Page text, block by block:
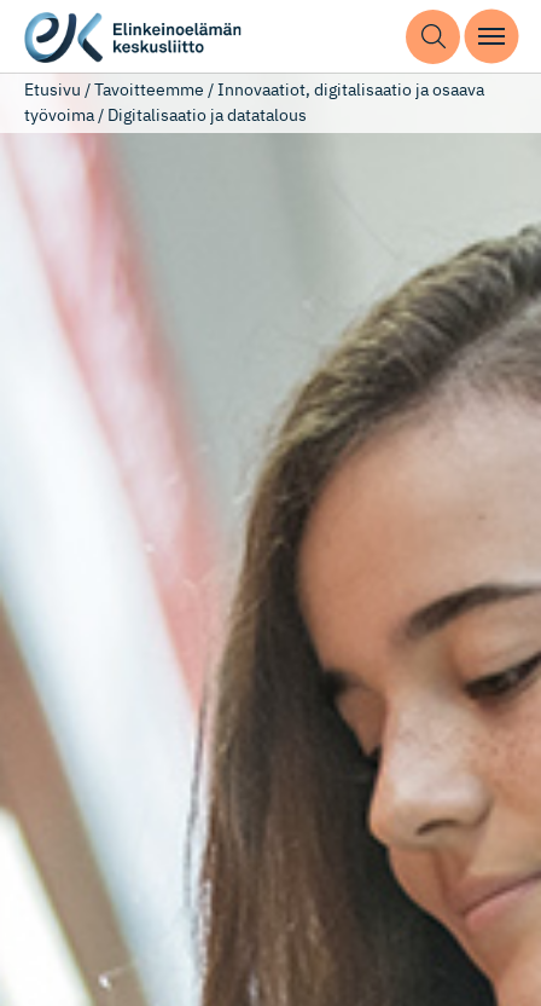
Etusivu /Tavoitteemme /Innovaatiot, digitalisaatio ja osaava
työvoima/ Digitalisaatio ja datatalous